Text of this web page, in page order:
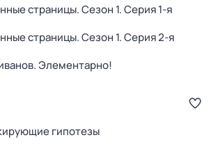
страницы. Сезон 1. Серия 1-я
страницы. Сезон 1. Серия 2-я
Элементарно!
гипотезы